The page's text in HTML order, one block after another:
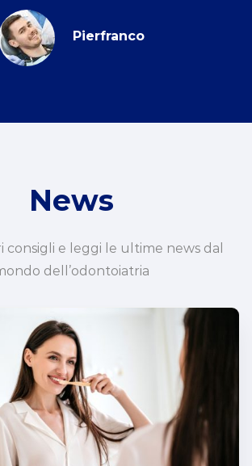
Pierfranco
News
consigli e leggi le ultime news dal
dell’odontoiatria